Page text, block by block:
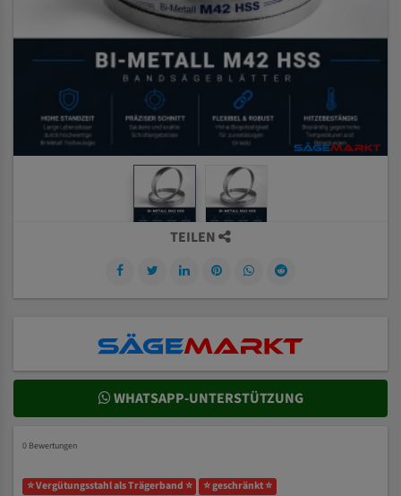
TEILEN
WHATSAPP-UNTERSTÜTZUNG
0 Bewertungen
⭐ Vergütungsstahl als Trägerband ⭐
⭐ geschränkt ⭐